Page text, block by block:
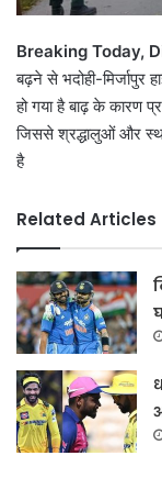
Breaking Today,
बढ़ने से भदोही-मिर्जापुर
हो गया हैबाढ़ के कारण
जिससे श्रद्धालुओं और
है
Related Articles